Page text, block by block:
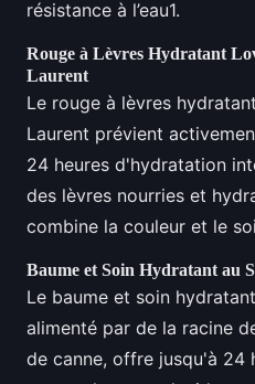
résistance à l’eau1.
Rouge à Lèvres Hydratant
Laurent
Le rouge à lèvres
Laurent prévient
24 heures d'hydratation
des lèvres nourries et
combine la couleur et le
Baume et Soin Hydratant au
Le baume et soin
alimenté par de la racine
de canne, offre jusqu'à 24